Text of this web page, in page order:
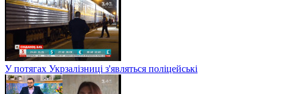
У потягах Укрзалізниці з'являться поліцейські